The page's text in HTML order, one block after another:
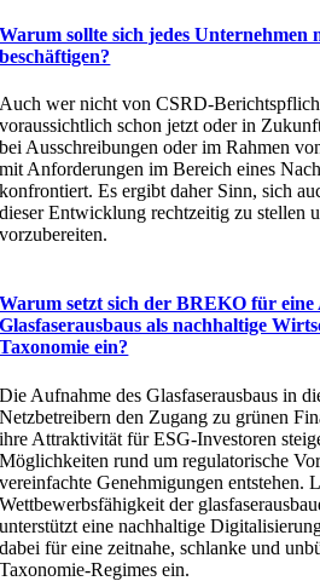
Warum sollte sich jedes Unternehmen
beschäftigen?
Auch wer nicht von CSRD-
voraussichtlich schon jetzt oder in
bei Ausschreibungen oderim Rahmen
mit Anforderungen im Bereich eines
konfrontiert. Es ergibt daher Sinn, sich
dieser Entwicklung rechtzeitig zu stellen
vorzubereiten.
Warum setzt sich der BREKO für eine
Glasfaserausbaus als nachhaltige
Taxonomie ein?
Die Aufnahmedes Glasfaserausbaus in
Netzbetreibern den Zugang zu grünen
ihre Attraktivität für ESG-Investoren
Möglichkeiten rund umregulatorische
vereinfachte Genehmigungenentstehen.
Wettbewerbsfähigkeit der
unterstützt eine nachhaltige
dabei für eine zeitnahe, schlanke und
Taxonomie-Regimes ein.